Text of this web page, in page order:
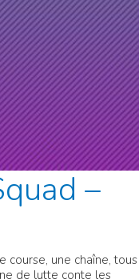
–
course, une chaîne, tous
de lutte conte les